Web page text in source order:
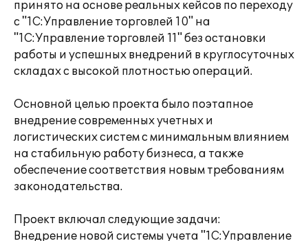
принято на основе реальных кейсов по переходу
с "1С:Управление торговлей 10" на
"1С:Управление торговлей 11" без остановки
работы и успешных внедрений в круглосуточных
складах с высокой плотностью операций.
Основной целью проекта было поэтапное
внедрение современных учетных и
логистических систем с минимальным влиянием
на стабильную работу бизнеса, а также
обеспечение соответствия новым требованиям
законодательства.
Проект включал следующие задачи:
Внедрение новой системы учета "1С:Управление